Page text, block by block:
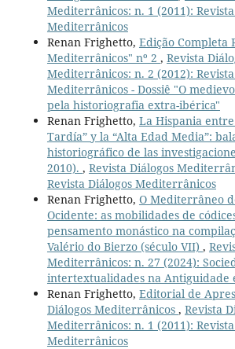
Mediterrânicos: n. 1 (2011):
Mediterrânicos
Renan Frighetto, Edição Completa
Mediterrânicos" nº 2 , Revista
Mediterrânicos: n. 2 (2012):
Mediterrânicos - Dossiê "O
pela historiografia extra-ibérica"
Renan Frighetto, La Hispania
Tardía” y la “Alta Edad Media”:
historiográfico de las
2010). , Revista Diálogos
Revista Diálogos Mediterrânicos
Renan Frighetto, O Mediterrâneo
Ocidente: as mobilidades de
pensamento monástico na
Valério do Bierzo (século VII) ,
Mediterrânicos: n. 27 (2024):
intertextualidades na Antiguidade
Renan Frighetto, Editorial de
Diálogos Mediterrânicos , Revista
Mediterrânicos: n. 1 (2011):
Mediterrânicos